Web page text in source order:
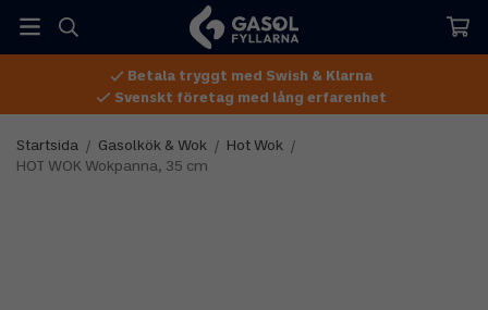
Betala tryggt med Swish & Klarna
Svenskt företag med lång erfarenhet
Startsida / Gasolkök & Wok / Hot Wok
/
HOT WOK Wokpanna, 35 cm